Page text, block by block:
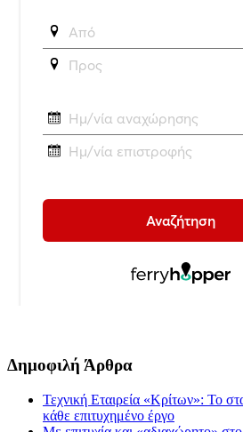
Δημοφιλή Άρθρα
Τεχνική Εταιρεία «Κρίτων»: Το
κάθε επιτυχημένο έργο